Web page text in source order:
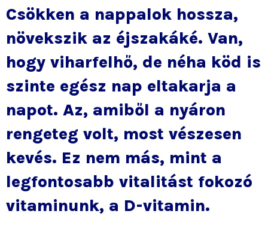
Csökken a nappalok hossza,
növekszik az éjszakáké. Van,
hogy viharfelhő, de néha köd is
szinte egész nap eltakarja a
napot. Az, amiből a nyáron
rengeteg volt, most vészesen
kevés. Ez nem más, mint a
legfontosabb vitalitást fokozó
vitaminunk, a D-vitamin.